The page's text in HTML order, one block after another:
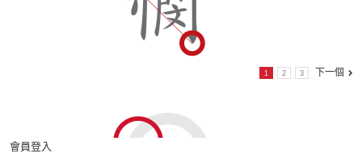
1 2 3 下一個
會員登入